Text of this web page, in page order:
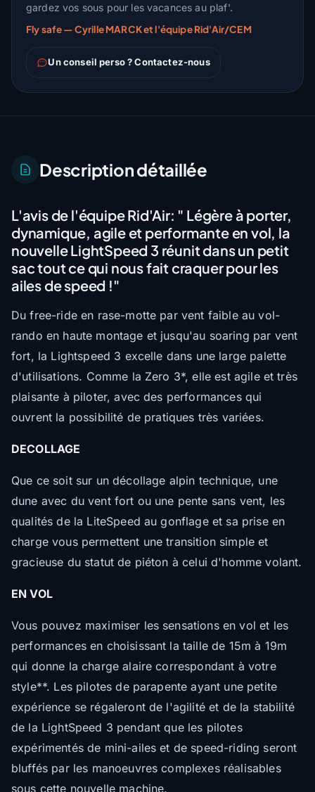
gardez vos sous pour les vacances au plaf'.
Fly safe — Cyrille MARCK et l'équipe Rid'Air/CEM
Un conseil perso ? Contactez-nous
Description détaillée
L'avis de l'équipe Rid'Air: " Légère à porter,
dynamique, agile et performante en vol, la
nouvelle LightSpeed 3 réunit dans un petit
sac tout ce qui nous fait craquer pour les
ailes de speed !"
Du free-ride en rase-motte par vent faible au vol-
rando en haute montage et jusqu'au soaring par vent
fort, la Lightspeed 3 excelle dans une large palette
d'utilisations. Comme la Zero 3*, elle est agile et très
plaisante à piloter, avec des performances qui
ouvrent la possibilité de pratiques très variées.
DECOLLAGE
Que ce soit sur un décollage alpin technique, une
dune avec du vent fort ou une pente sans vent, les
qualités de la LiteSpeed au gonflage et sa prise en
charge vous permettent une transition simple et
gracieuse du statut de piéton à celui d'homme volant.
EN VOL
Vous pouvez maximiser les sensations en vol et les
performances en choisissant la taille de 15m à 19m
qui donne la charge alaire correspondant à votre
style**. Les pilotes de parapente ayant une petite
expérience se régaleront de l'agilité et de la stabilité
de la LightSpeed 3 pendant que les pilotes
expérimentés de mini-ailes et de speed-riding seront
bluffés par les manoeuvres complexes réalisables
sous cette nouvelle machine.